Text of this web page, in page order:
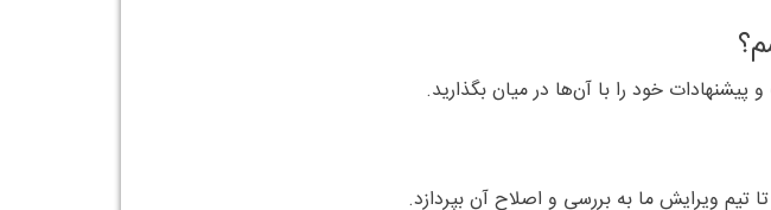
پیشنهادات خود را با آن‌ها در میان بگذارید.
تیم ویرایش ما به بررسی و اصلاح آن بپردازد.